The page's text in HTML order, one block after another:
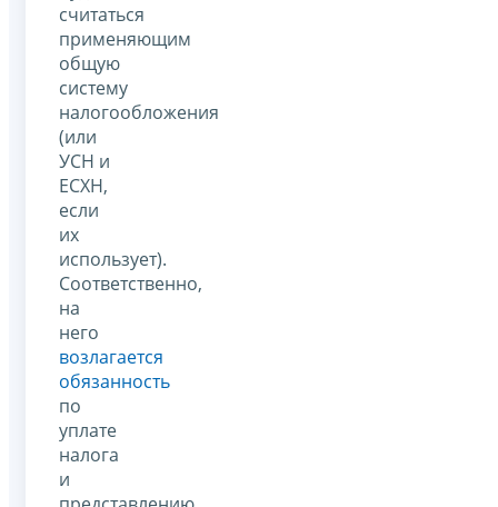
считаться
применяющим
общую
систему
налогообложения
(или
УСН и
ЕСХН,
если
их
использует).
Соответственно,
на
него
возлагается
обязанность
по
уплате
налога
и